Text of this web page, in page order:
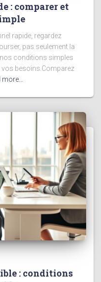
: comparer et
rapide, regardez
pas seulement la
conditions simples
vos besoins.Comparez
more…
: conditions